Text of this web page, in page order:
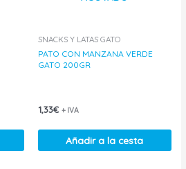
SNACKS Y LATAS GATO
PATO CON MANZANA VERDE
GATO 200GR
1,33€ + IVA
Añadir a la cesta